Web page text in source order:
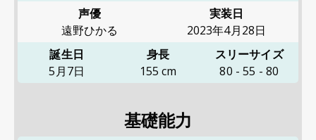
声優
遠野ひかる
実装日
2023年4月28日
誕生日
5月7日
身長
155 cm
スリーサイズ
80 -55 - 80
基礎能力